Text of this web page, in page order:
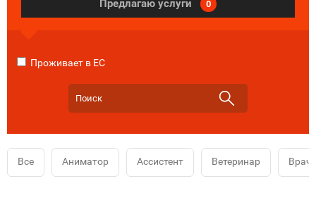
Предлагаю услуги 0
Проживает в ЕС
Все Аниматор Ассистент Ветеринар Врач